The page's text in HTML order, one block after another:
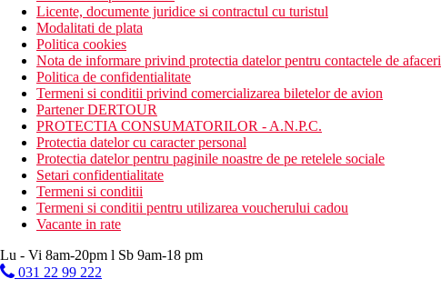
Licente, documente juridice si contractul cu turistul
Modalitati de plata
Politica cookies
Nota de informare privind protectia datelor pentru contactele de afaceri
Politica de confidentialitate
Termeni si conditii privind comercializarea biletelor de avion
Partener DERTOUR
PROTECTIA CONSUMATORILOR - A.N.P.C.
Protectia datelor cu caracter personal
Protectia datelor pentru paginile noastre de pe retelele sociale
Setari confidentialitate
Termeni si conditii
Termeni si conditii pentru utilizarea voucherului cadou
Vacante in rate
Lu - Vi 8am-20pm l Sb 9am-18 pm
031 22 99 222